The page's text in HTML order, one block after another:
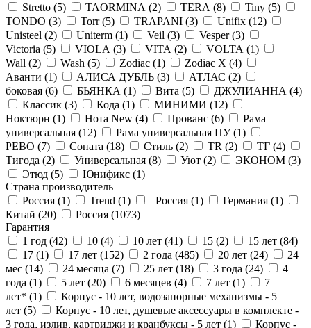
Stretto (5) TAORMINA (2) TERA (8) Tiny (5)
TONDO (3) Torr (5) TRAPANI (3) Unifix (12)
Unisteel (2) Uniterm (1) Veil (3) Vesper (3)
Victoria (5) VIOLA (3) VITA (2) VOLTA (1)
Wall (2) Wash (5) Zodiac (1) Zodiac X (4)
Аванти (1) АЛИСА ДУБЛЬ (3) АТЛАС (2)
боковая (6) БЬЯНКА (1) Вита (5) ДЖУЛИАННА (4)
Классик (3) Кода (1) МИНИМИ (12)
Ноктюрн (1) Нота New (4) Прованс (6)
Рама
универсальная (12) Рама универсальная ПУ (1)
РЕВО (7) Соната (18) Стиль (2) ТR (2) ТГ (4)
Тигода (2) Универсальная (8) Уют (2) ЭКОНОМ (3)
Этюд (5) Юнификс (1)
Страна производитель
Россия (1) Trend (1) Россия (1) Германия (1)
Китай (20) Россия (1073)
Гарантия
1 год (42) 10 (4) 10 лет (41) 15 (2) 15 лет (84)
17 (1) 17 лет (152) 2 года (485) 20 лет (24)
24
мес (14) 24 месяца (7) 25 лет (18) 3 года (24)
4
года (1) 5 лет (20) 6 месяцев (4) 7 лет (1)
7
лет* (1)
Корпус - 10 лет, водозапорные механизмы - 5
лет (5)
Корпус - 10 лет, душевые аксессуары в комплекте -
3 года, излив, картриджи и кранбуксы - 5 лет (1) Корпус -